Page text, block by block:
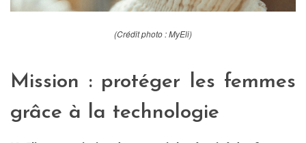
(Crédit photo : MyEli)
Mission : protéger les femmes
grâce à la technologie